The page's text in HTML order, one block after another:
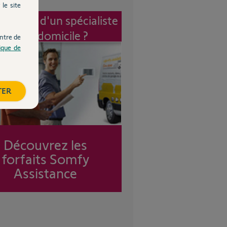
d'un spécialiste
à mon domicile ?
Découvrez les
forfaits Somfy
Assistance
le site
de
de